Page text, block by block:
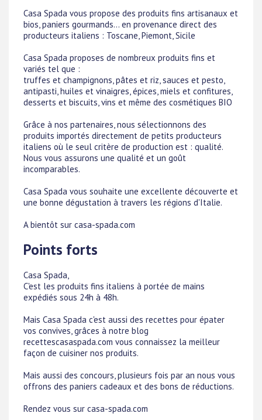
Casa Spada vous propose des produits fins artisanaux et
bios, paniers gourmands... en provenance direct des
producteurs italiens : Toscane, Piemont, Sicile
Casa Spada proposes de nombreux produits fins et
variés tel que :
truffes et champignons, pâtes et riz, sauces et pesto,
antipasti, huiles et vinaigres, épices, miels et confitures,
desserts et biscuits, vins et même des cosmétiques BIO
Grâce à nos partenaires, nous sélectionnons des
produits importés directement de petits producteurs
italiens où le seul critère de production est : qualité.
Nous vous assurons une qualité et un goût
incomparables.
Casa Spada vous souhaite une excellente découverte et
une bonne dégustation à travers les régions d'Italie.
A bientôt sur casa-spada.com
Points forts
Casa Spada,
C'est les produits fins italiens à portée de mains
expédiés sous 24h à 48h.
Mais Casa Spada c'est aussi des recettes pour épater
vos convives, grâces à notre blog
recettescasaspada.com vous connaissez la meilleur
façon de cuisiner nos produits.
Mais aussi des concours, plusieurs fois par an nous vous
offrons des paniers cadeaux et des bons de réductions.
Rendez vous sur casa-spada.com